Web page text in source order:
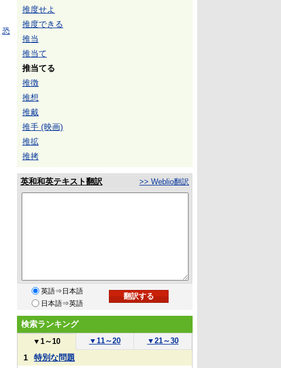
恐
推度せよ
推度できる
推当
推当て
推当てる
推徴
推想
推戴
推手 (映画)
推拡
推拷
英和和英テキスト翻訳 >> Weblio翻訳
英語⇒日本語
日本語⇒英語
検索ランキング
▼ 1～10 ▼ 11～20 ▼ 21～30
1
特別な問題